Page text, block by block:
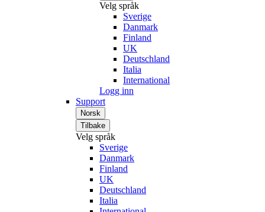
Velg språk
Sverige
Danmark
Finland
UK
Deutschland
Italia
International
Logg inn
Support
Norsk
Tilbake
Velg språk
Sverige
Danmark
Finland
UK
Deutschland
Italia